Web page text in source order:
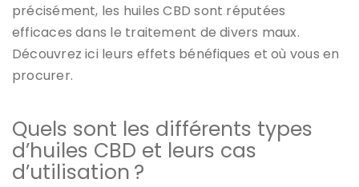
précisément, les huiles CBD sont réputées
efficaces dans le traitement de divers maux.
Découvrez ici leurs effets bénéfiques et où vous en
procurer.
Quels sont les différents types
d’huiles CBD et leurs cas
d’utilisation ?